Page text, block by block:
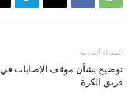
المقالة القادمة
توضيح بشأن موقف الإصابات في
فريق الكرة